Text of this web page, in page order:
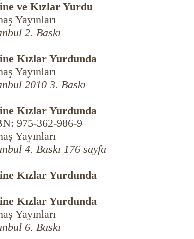
ve Kızlar Yurdu
Yayınları
2. Baskı
Kızlar Yurdunda
Yayınları
2010 3. Baskı
Kızlar Yurdunda
975-362-986-9
Yayınları
4. Baskı 176 sayfa
Kızlar Yurdunda
Kızlar Yurdunda
Yayınları
6. Baskı